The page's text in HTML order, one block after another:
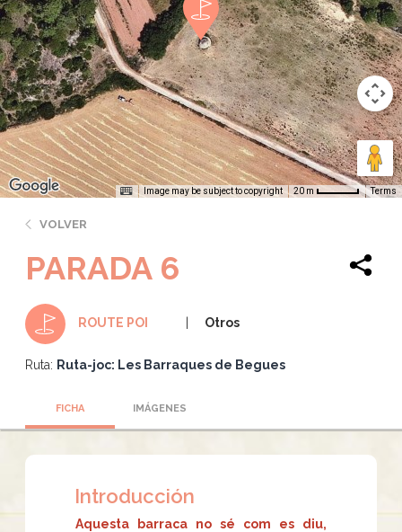
Image may be subject to copyright 20 m Terms
VOLVER
PARADA 6
ROUTE POI Otros
Ruta: Ruta-joc: Les Barraques de Begues
FICHA IMÁGENES
Introducción
Aquesta barraca no sé com es diu,